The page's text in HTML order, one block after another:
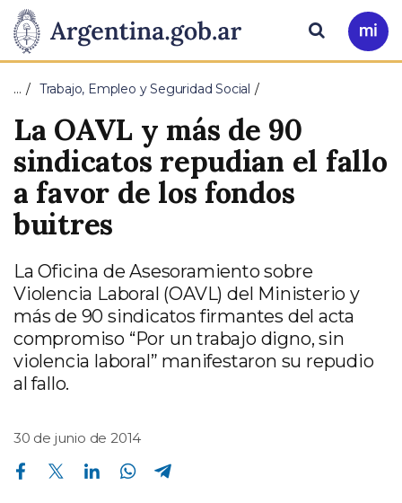
Presidencia
de
la
Nación
Pasar al contenido principal
Ir
a
Buscar
… Trabajo, Empleo y Seguridad Social
La OAVL y más de 90
sindicatos repudian el fallo
a favor de los fondos
buitres
La Oficina de Asesoramiento sobre
Violencia Laboral (OAVL) del Ministerio y
más de 90 sindicatos firmantes del acta
compromiso “Por un trabajo digno, sin
violencia laboral” manifestaron su repudio
al fallo.
30 de junio de 2014
Compartir en Facebook Compartir en Twitter Compartir en Linkedin Compartir en Whatsapp